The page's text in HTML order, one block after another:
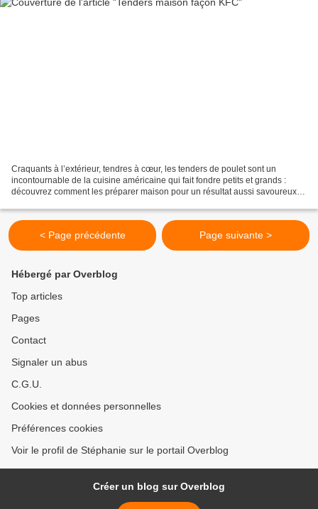
Craquants à l’extérieur, tendres à cœur, les tenders de poulet sont un
incontournable de la cuisine américaine qui fait fondre petits et grands :
découvrez comment les préparer maison pour un résultat aussi savoureux et
< Page précédente Page suivante >
Hébergé par Overblog
Top articles
Pages
Contact
Signaler un abus
C.G.U.
Cookies et données personnelles
Préférences cookies
Voir le profil de Stéphanie sur le portail Overblog
Créer un blog sur Overblog